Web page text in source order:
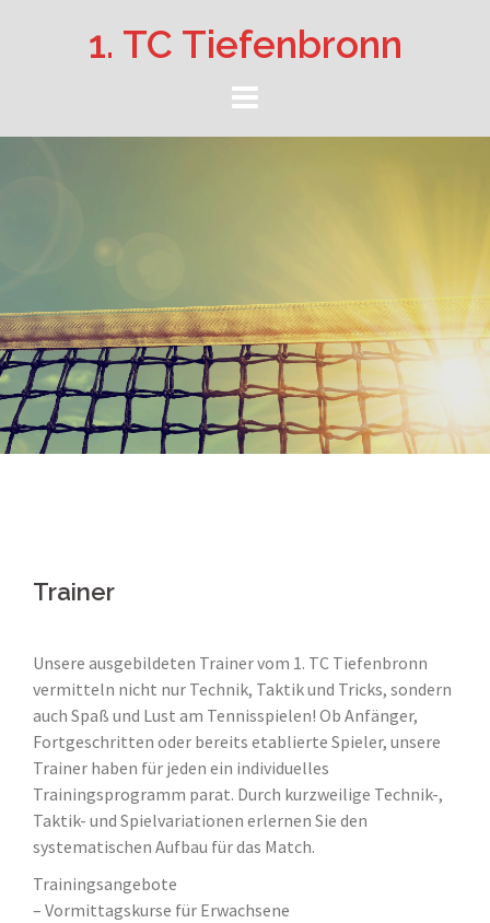
1. TC Tiefenbronn
Trainer
Unsere ausgebildeten Trainer vom 1. TC Tiefenbronn
vermitteln nicht nur Technik, Taktik und Tricks, sondern
auch Spaß und Lust am Tennisspielen! Ob Anfänger,
Fortgeschritten oder bereits etablierte Spieler, unsere
Trainer haben für jeden ein individuelles
Trainingsprogramm parat. Durch kurzweilige Technik-,
Taktik- und Spielvariationen erlernen Sie den
systematischen Aufbau für das Match.
Trainingsangebote
– Vormittagskurse für Erwachsene